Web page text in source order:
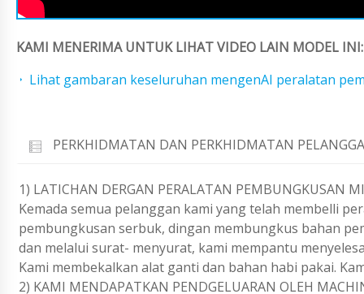
KAMI MENERIMA UNTUK LIHAT VIDEO LAIN MODEL INI:
Lihat gambaran keseluruhan mengenAI peralatan
PERKHIDMATAN DAN PERKHIDMATAN
1) LATICHAN DERGAN PERALATAN PEMBUNGKUSAN
Kemada semua pelanggan kami yang telah membelli
pembungkusan serbuk, dingan membungkus bahan
dan melalui surat- menyurat, kami mempantu
Kami membekalkan alat ganti dan bahan habi pakai.
2) KAMI MENDAPATKAN PENDGELUARAN OLEH